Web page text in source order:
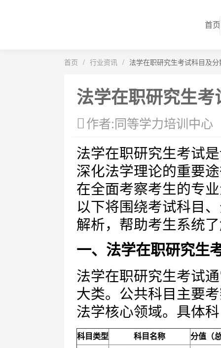
首页
首页 / 行业资讯 / 法学在职研究生考试科目及分
法学在职研究生
作者:同等学力培训中心
法学在职研究生考试
深化法学理论的重要
在全面考察考生的专
以下将围绕考试科目
解析，帮助考生系统
一、法学在职研究生
法学在职研究生考试
大类。公共科目主要
法学核心领域。具体
科目类型 科目名称 分值（